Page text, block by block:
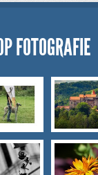
FOTOGRAFIE